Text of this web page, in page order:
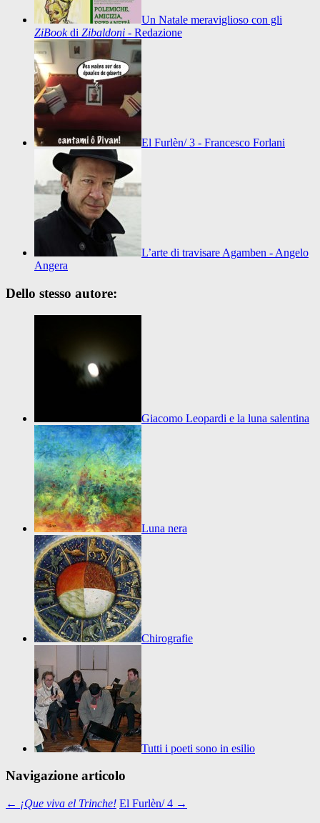
Un Natale meraviglioso con gli
ZiBookdi Zibaldoni - Redazione
El Furlèn/ 3 - Francesco Forlani
L’arte di travisare Agamben - Angelo
Angera
Dello stesso autore:
Giacomo Leopardi e la luna salentina
Luna nera
Chirografie
Tutti i poeti sono in esilio
Navigazione articolo
← ¡Que viva el Trinche! El Furlèn/ 4 →